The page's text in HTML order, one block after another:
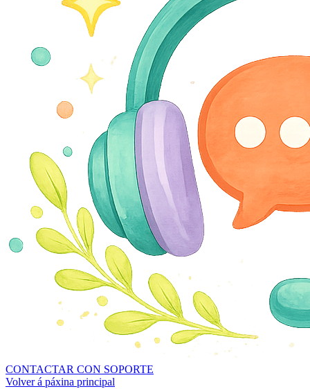
CONTACTAR CON SOPORTE
Volver á páxina principal